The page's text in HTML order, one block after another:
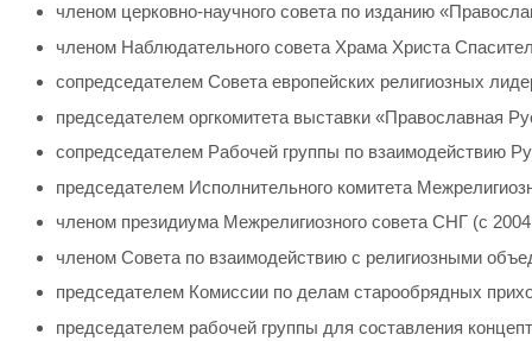
членом церковно-научного совета по изданию
членом Наблюдательного совета Храма Христа
сопредседателем Совета европейских религиозных
председателем оргкомитета выставки «Православная
сопредседателем Рабочей группы по взаимодействию
председателем Исполнительного комитета
членом президиума Межрелигиозного совета СНГ (с 2004
членом Совета по взаимодействию с религиозными
председателем Комиссии по делам старообрядных
председателем рабочей группы для составления